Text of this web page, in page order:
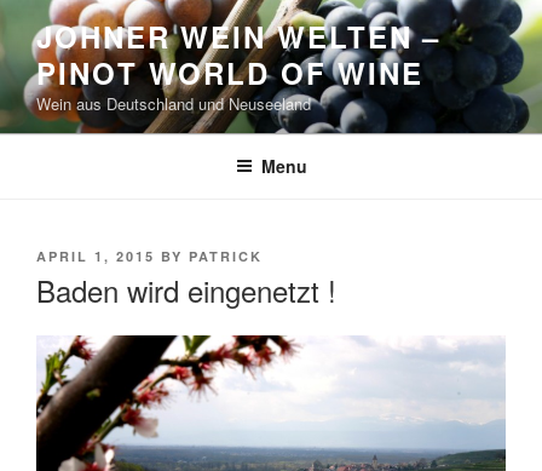
to
content
JOHNER WEIN WELTEN –
PINOT WORLD OF WINE
Wein aus Deutschland und Neuseeland
Menu
POSTED
ON
APRIL 1, 2015 BY PATRICK
Baden wird eingenetzt !